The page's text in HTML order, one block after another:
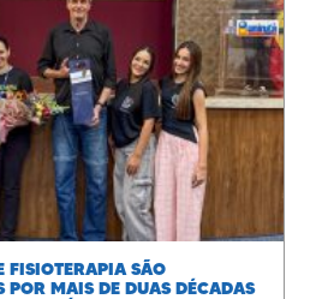
FISIOTERAPIA SÃO
POR MAIS DE DUAS DÉCADAS